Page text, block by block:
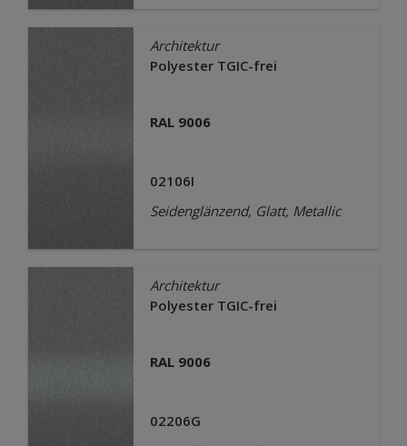
Architektur
Polyester TGIC-frei
RAL 9006
02106I
Seidenglänzend, Glatt, Metallic
Architektur
Polyester TGIC-frei
RAL 9006
02206G